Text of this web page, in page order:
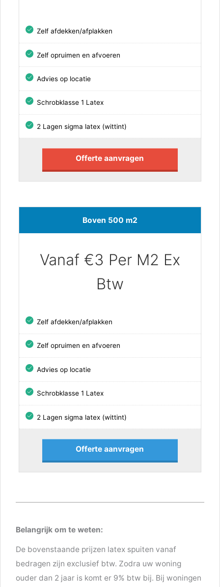
Zelf afdekken/afplakken
Zelf opruimen en afvoeren
Advies op locatie
Schrobklasse 1 Latex
2 Lagen sigma latex (wittint)
Offerte aanvragen
Boven 500 m2
Vanaf €3 Per M2 Ex
Btw
Zelf afdekken/afplakken
Zelf opruimen en afvoeren
Advies op locatie
Schrobklasse 1 Latex
2 Lagen sigma latex (wittint)
Offerte aanvragen
Belangrijk om te weten:
De bovenstaande prijzen latex spuiten vanaf
bedragen zijn exclusief btw. Zodra uw woning
ouder dan 2 jaar is komt er 9% btw bij. Bij woningen